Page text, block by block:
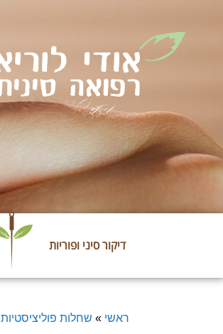
דיקור סיני ופוריות
ראשי » שחלות פוליציסטיות